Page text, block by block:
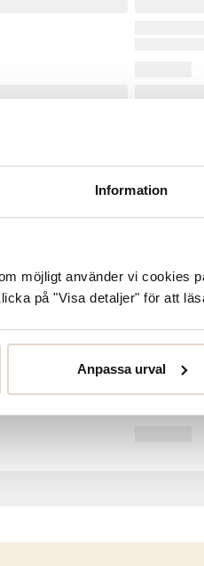
Information
möjligt använder vi cookies
på "Visa detaljer" för att
Anpassa urval